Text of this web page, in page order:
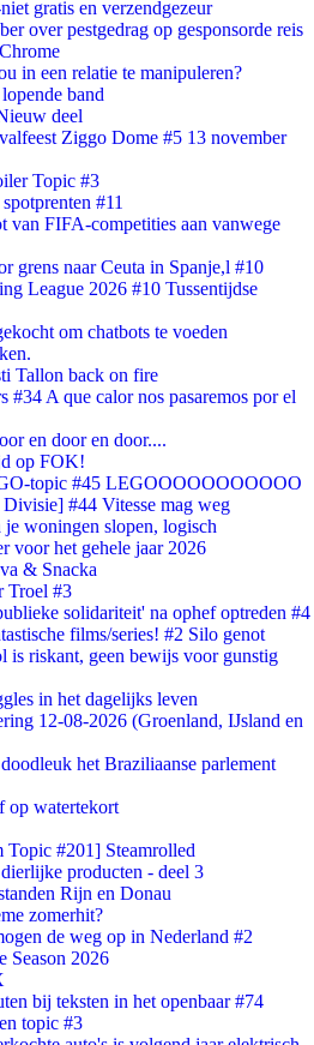
gratis en verzendgezeur
over pestgedrag op gesponsorde reis
in een relatie te manipuleren?
band
deel
Ziggo Dome #5 13 november
Topic #3
#11
van FIFA-competities aan vanwege
grens naar Ceuta in Spanje,l #10
League 2026 #10 Tussentijdse
om chatbots te voeden
Tallon back on fire
#34 A que calor nos pasaremos por el
en door en door....
op FOK!
topic #45 LEGOOOOOOOOOOO
#44 Vitesse mag weg
woningen slopen, logisch
voor het gehele jaar 2026
& Snacka
Troel #3
solidariteit' na ophef optreden #4
films/series! #2 Silo genot
is riskant, geen bewijs voor gunstig
in het dagelijks leven
12-08-2026 (Groenland, IJsland en
het Braziliaanse parlement
op watertekort
Topic #201] Steamrolled
producten - deel 3
Rijn en Donau
zomerhit?
de weg op in Nederland #2
Season 2026
bij teksten in het openbaar #74
topic #3